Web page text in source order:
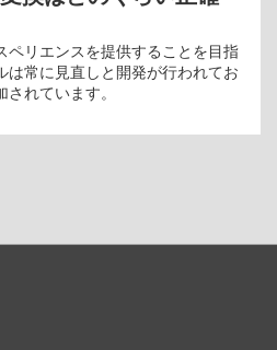
ペリエンスを提供することを目指
は常に見直しと開発が行われてお
されています。